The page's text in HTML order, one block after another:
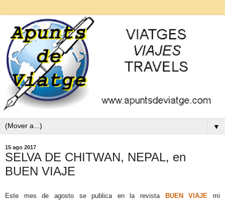
▼
15 ago 2017
SELVA DE CHITWAN, NEPAL, en
BUEN VIAJE
Este mes de agosto se publica en la revista BUEN VIAJE mi